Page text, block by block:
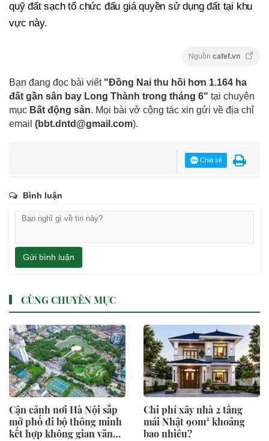
quỹ đất sạch tổ chức đấu giá quyền sử dụng đất tại khu
vực này.
Nguồn cafef.vn
Bạn đang đọc bài viết "Đồng Nai thu hồi hơn 1.164 ha
đất gần sân bay Long Thành trong tháng 6" tại chuyên
mục Bất động sản. Mọi bài vở cộng tác xin gửi về địa chỉ
email (bbt.dntd@gmail.com).
Chia sẻ
Bình luận
Gửi bình luận
CÙNG CHUYÊN MỤC
Cận cảnh nơi Hà Nội sắp
mở phố đi bộ thông minh
kết hợp không gian văn
Chi phí xây nhà 2 tầng
mái Nhật 90m² khoảng
bao nhiêu?